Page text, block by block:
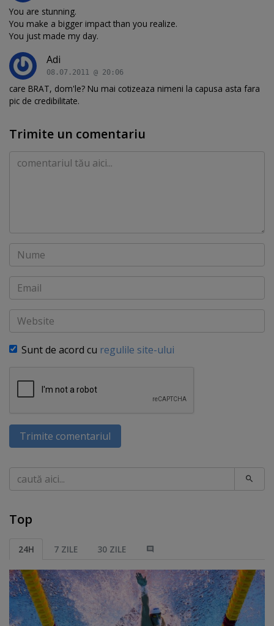
You are stunning.
You make a bigger impact than you realize.
You just made my day.
Adi
08.07.2011 @ 20:06
care BRAT, dom'le? Nu mai cotizeaza nimeni la capusa asta fara
pic de credibilitate.
Trimite un comentariu
Comentariu
Nume
Email
Website
Sunt de acord cu regulile site-ului
Trimite comentariul
Caută
Top
24H 7 ZILE 30 ZILE